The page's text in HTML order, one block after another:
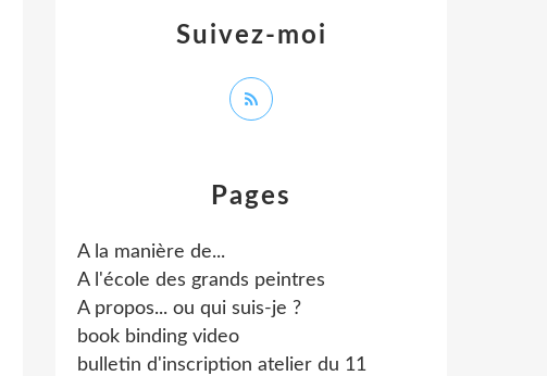
Pages
A la manière de...
A l'école des grands peintres
A propos... ou qui suis-je ?
book binding video
bulletin d'inscription atelier du 11
Suivez-moi